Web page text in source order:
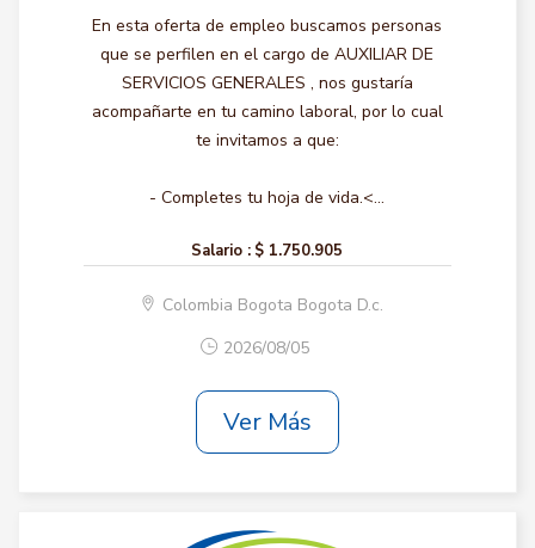
En esta oferta de empleo buscamos personas
que se perfilen en el cargo de AUXILIAR DE
SERVICIOS GENERALES , nos gustaría
acompañarte en tu camino laboral, por lo cual
te invitamos a que:
- Completes tu hoja de vida.<...
Salario : $ 1.750.905
Colombia Bogota Bogota D.c.
2026/08/05
Ver Más